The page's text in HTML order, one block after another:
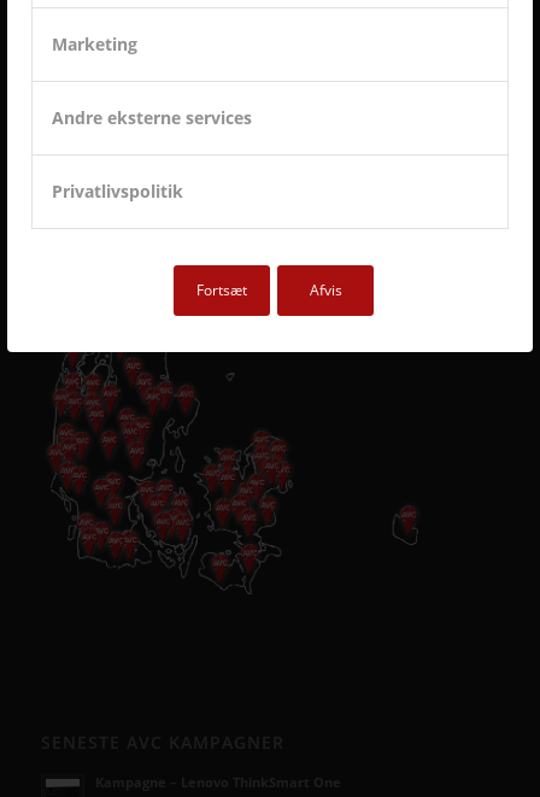
Marketing
Andre eksterne services
Privatlivspolitik
Fortsæt Afvis
• Vi er landsdækkende.
• Vi ved at tilfredse kunder giver langvarige samarbejder.
OG TILFREDSE AVC KUNDER